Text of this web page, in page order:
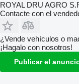
ROYAL DRU AGRO
Contacte con el
¿Vende vehículos o
¡Hagalo con nosotros!
Publicar el